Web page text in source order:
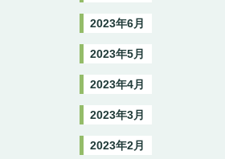
2023年6月
2023年5月
2023年4月
2023年3月
2023年2月